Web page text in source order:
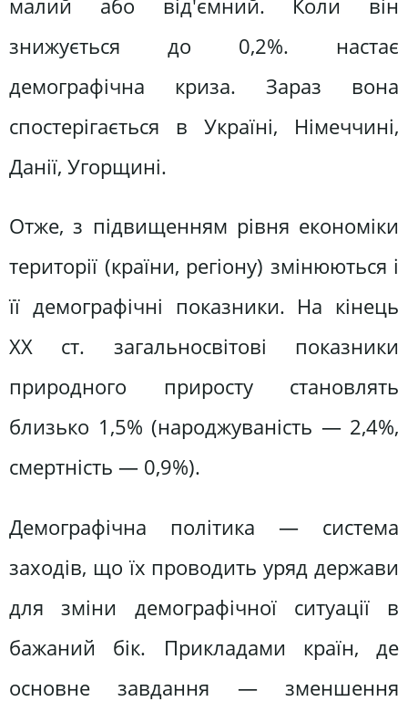
малий або від'ємний. Коли він
знижується до 0,2%. настає
демографічна криза. Зараз вона
спостерігається в Україні, Німеччині,
Данії, Угорщині.
Отже, з підвищенням рівня економіки
території (країни, регіону) змінюються і
її демографічні показники. На кінець
ХХ ст. загальносвітові показники
природного приросту становлять
близько 1,5% (народжуваність — 2,4%,
смертність — 0,9%).
Демографічна політика — система
заходів, що їх проводить уряд держави
для зміни демографічної ситуації в
бажаний бік. Прикладами країн, де
основне завдання — зменшення